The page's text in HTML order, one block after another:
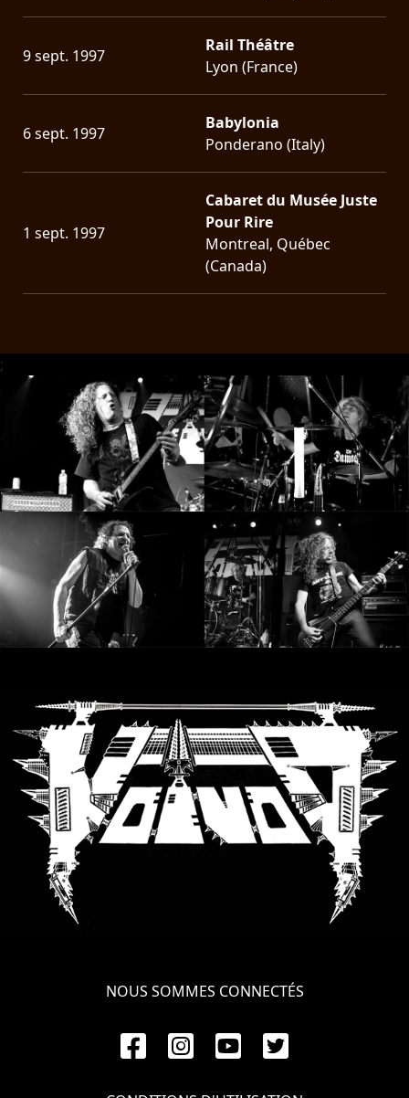
CHOISIR
UN
THÈME
SYMPHONIQUE
MACHINE
NOTHINGFACE
DIMENSION
HATROSS
KILLING
TECHNOLOGY
LANGUE
•
ENGLISH
•
FRANÇAIS
9 sept. 1997
Rail Théâtre
Lyon (France)
6 sept. 1997
Babylonia
Ponderano (Italy)
1 sept. 1997
Cabaret du Musée Juste
Pour Rire
Montreal, Québec
(Canada)
;
NOUS SOMMES CONNECTÉS